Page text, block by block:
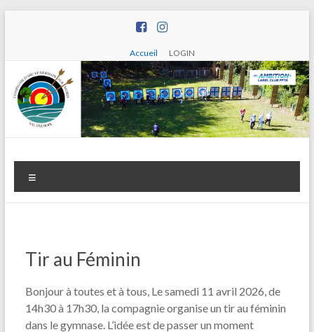
Accueil LOGIN
Compagnie
d'arc de
Germain
sur Morin
Tir au Féminin
Bonjour à toutes et à tous, Le samedi 11 avril 2026, de
14h30 à 17h30, la compagnie organise un tir au féminin
dans le gymnase. L’idée est de passer un moment